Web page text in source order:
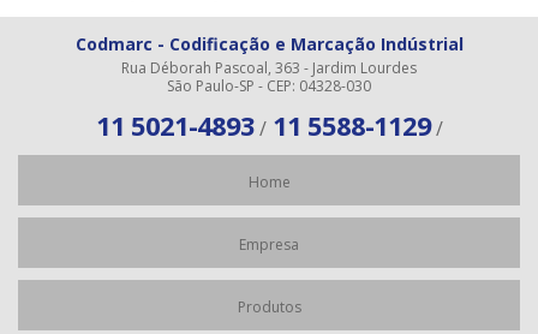
Codmarc - Codificação e Marcação Indústrial
Rua Déborah Pascoal, 363 - Jardim Lourdes
São Paulo-SP - CEP: 04328-030
11 5021-4893/11 5588-1129/
Home
Empresa
Produtos